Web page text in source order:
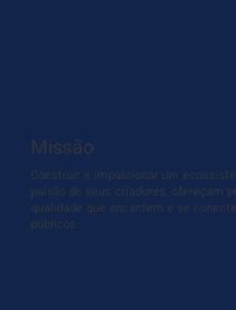
Missão
Construir e impulsionar um
paixão de seus criadores, ofereçam
qualidade que encantem e se
públicos.